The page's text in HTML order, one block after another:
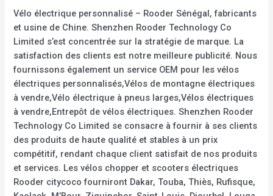
Vélo électrique personnalisé – Rooder Sénégal, fabricants
et usine de Chine. Shenzhen Rooder Technology Co
Limited s’est concentrée sur la stratégie de marque. La
satisfaction des clients est notre meilleure publicité. Nous
fournissons également un service OEM pour les vélos
électriques personnalisés,Vélos de montagne électriques
à vendre,Vélo électrique à pneus larges,Vélos électriques
à vendre,Entrepôt de vélos électriques. Shenzhen Rooder
Technology Co Limited se consacre à fournir à ses clients
des produits de haute qualité et stables à un prix
compétitif, rendant chaque client satisfait de nos produits
et services. Les vélos chopper et scooters électriques
Rooder citycoco fourniront Dakar, Touba, Thiès, Rufisque,